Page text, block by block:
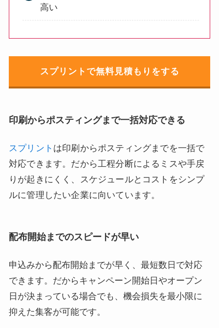
高い
スプリントで無料見積もりをする
印刷からポスティングまで一括対応できる
スプリント は印刷からポスティングまでを一括で
対応できます。だから工程分断によるミスや手戻
りが起きにくく、スケジュールとコストをシンプ
ルに管理したい企業に向いています。
配布開始までのスピードが早い
申込みから配布開始までが早く、最短数日で対応
できます。だからキャンペーン開始日やオープン
日が決まっている場合でも、機会損失を最小限に
抑えた集客が可能です。